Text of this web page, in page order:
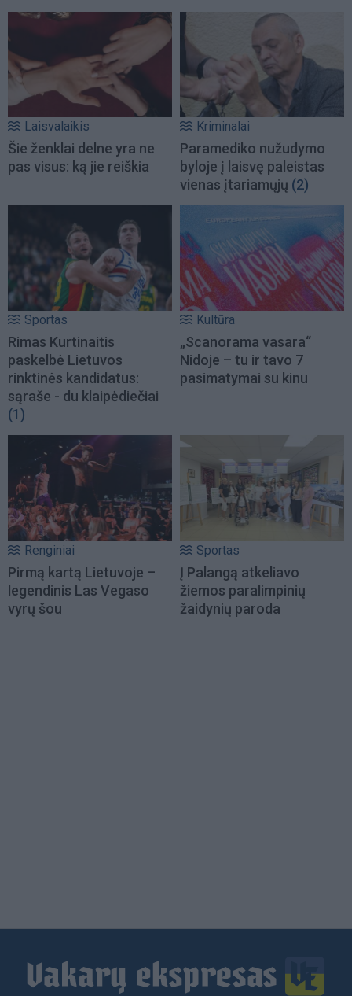
Laisvalaikis
Šie ženklai delne yra ne
pas visus: ką jie reiškia
Kriminalai
Paramediko nužudymo
byloje į laisvę paleistas
vienas įtariamųjų (2)
Sportas
Rimas Kurtinaitis
paskelbė Lietuvos
rinktinės kandidatus:
sąraše - du klaipėdiečiai
(1)
Kultūra
„Scanorama vasara“
Nidoje – tu ir tavo 7
pasimatymai su kinu
Renginiai
Pirmą kartą Lietuvoje –
legendinis Las Vegaso
vyrų šou
Sportas
Į Palangą atkeliavo
žiemos paralimpinių
žaidynių paroda